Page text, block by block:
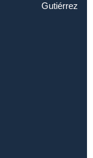
Gutiérrez